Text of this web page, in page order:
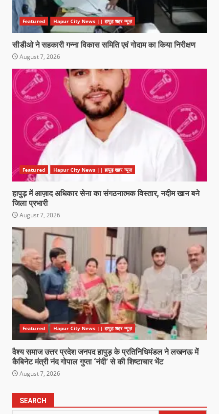
Featured Hapur City News || हापुड़ शहर न्यूज़
सीडीओ ने सहकारी गन्ना विकास समिति एवं गोदाम का किया निरीक्षण
August 7, 2026
Featured Hapur City News || हापुड़ शहर न्यूज़
हापुड़ में आज़ाद अधिकार सेना का संगठनात्मक विस्तार, नदीम खान बने
जिला प्रभारी
August 7, 2026
Featured Hapur City News || हापुड़ शहर न्यूज़
वैश्य समाज उत्तर प्रदेश जनपद हापुड़ के प्रतिनिधिमंडल ने लखनऊ में
कैबिनेट मंत्री नंद गोपाल गुप्ता ‘नंदी’ से की शिष्टाचार भेंट
August 7, 2026
SEARCH